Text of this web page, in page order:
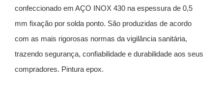
confeccionado em AÇO INOX 430 na espessura de 0,5
mm fixação por solda ponto. São produzidas de acordo
com as mais rigorosas normas da vigilância sanitária,
trazendo segurança, confiabilidade e durabilidade aos seus
compradores. Pintura epox.